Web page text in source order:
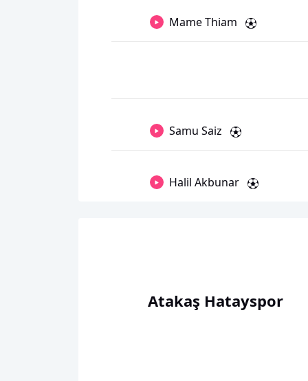
Mame Thiam
Samu Saiz
Halil Akbunar
Atakaş Hatayspor